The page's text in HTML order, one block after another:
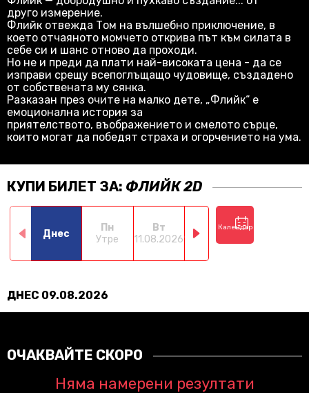
друго измерение.
Флийк отвежда Том на вълшебно приключение, в
което отчаяното момчето открива път към силата в
себе си и шанс отново да проходи.
Но не и преди да плати най-високата цена - да се
изправи срещу всепоглъщащо чудовище, създадено
от собствената му сянка.
Разказан през очите на малко дете, „Флийк“ е
емоционална история за
приятелството, въображението и смелото сърце,
които могат да победят страха и огорчението на ума.
КУПИ БИЛЕТ ЗА: ФЛИЙК 2D
Днес
Пн
Утре
Вт
11.08.202612.08.2026
13.08.2026
Календар
ДНЕС 09.08.2026
ОЧАКВАЙТЕ СКОРО
Няма намерени резултати